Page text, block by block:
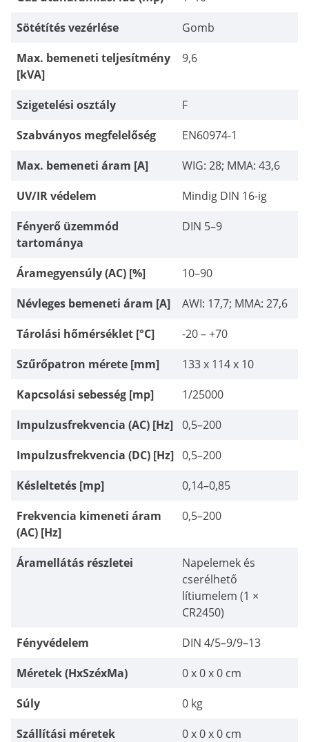
Sötétítés vezérlése
Gomb
Max. bemeneti teljesítmény
[kVA]
9,6
Szigetelési osztály
F
Szabványos megfelelőség
EN60974-1
Max. bemeneti áram [A]
WIG: 28; MMA: 43,6
UV/IR védelem
Mindig DIN 16-ig
Fényerő üzemmód
tartománya
DIN 5–9
Áramegyensúly (AC) [%]
10–90
Névleges bemeneti áram [A]
AWI: 17,7; MMA: 27,6
Tárolási hőmérséklet [°C]
-20 – +70
Szűrőpatron mérete [mm]
133 x 114 x 10
Kapcsolási sebesség [mp]
1/25000
Impulzusfrekvencia (AC) [Hz] 0,5–200
Impulzusfrekvencia (DC) [Hz] 0,5–200
Késleltetés [mp]
0,14–0,85
Frekvencia kimeneti áram
(AC) [Hz]
0,5–200
Áramellátás részletei
Napelemek és
cserélhető
lítiumelem (1 ×
CR2450)
Fényvédelem
DIN 4/5–9/9–13
Méretek (HxSzéxMa)
0 x 0 x 0 cm
Súly
0 kg
Szállítási méretek
0 x 0 x 0 cm